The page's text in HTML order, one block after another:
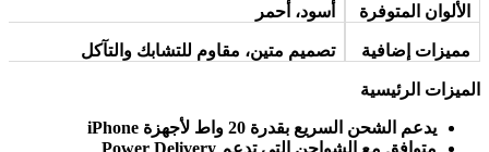
الألوان المتوفرة أسود، أحمر
مميزات إضافية تصميم متين، مقاوم للتشابك والتآكل
الميزات الرئيسية
يدعم الشحن السريع بقدرة 20 واط لأجهزة
متوافق مع الشواحن التي تدعم